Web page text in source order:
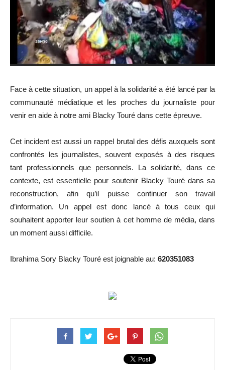
Face à cette situation, un appel à la solidarité a été lancé par la
communauté médiatique et les proches du journaliste pour
venir en aide à notre ami Blacky Touré dans cette épreuve.
Cet incident est aussi un rappel brutal des défis auxquels sont
confrontés les journalistes, souvent exposés à des risques
tant professionnels que personnels. La solidarité, dans ce
contexte, est essentielle pour soutenir Blacky Touré dans sa
reconstruction, afin qu’il puisse continuer son travail
d’information. Un appel est donc lancé à tous ceux qui
souhaitent apporter leur soutien à cet homme de média, dans
un moment aussi difficile.
Ibrahima Sory Blacky Touré est joignable au: 620351083